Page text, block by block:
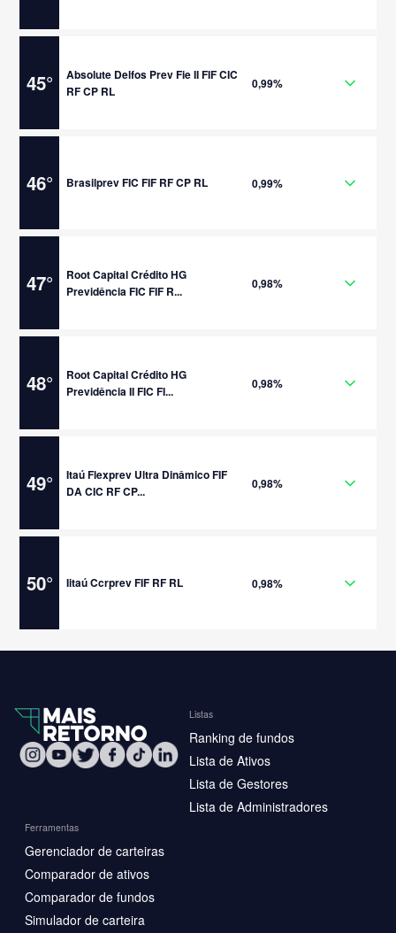
45°
Absolute Delfos Prev Fie II FIF CIC
RF CP RL
0,99%
46° Brasilprev FIC FIF RF CP RL 0,99%
47°
Root Capital Crédito HG
Previdência FIC FIF R...
0,98%
48°
Root Capital Crédito HG
Previdência II FIC FI...
0,98%
49°
Itaú Flexprev Ultra Dinâmico FIF
DA CIC RF CP...
0,98%
50° Iitaú Ccrprev FIF RF RL 0,98%
Listas
Ranking de fundos
Lista de Ativos
Lista de Gestores
Lista de Administradores
Ferramentas
Gerenciador de carteiras
Comparador de ativos
Comparador de fundos
Simulador de carteira